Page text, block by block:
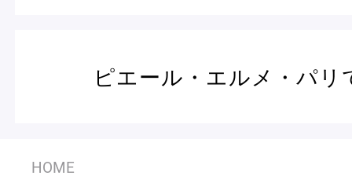
ピエール・エルメ・パリ
HOME